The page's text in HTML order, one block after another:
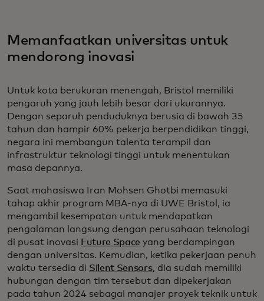
Memanfaatkan universitas untuk
mendorong inovasi
Untuk kota berukuran menengah, Bristol memiliki
pengaruh yang jauh lebih besar dari ukurannya.
Dengan separuh penduduknya berusia di bawah 35
tahun dan hampir 60% pekerja berpendidikan tinggi,
negara ini membangun talenta terampil dan
infrastruktur teknologi tinggi untuk menentukan
masa depannya.
Saat mahasiswa Iran Mohsen Ghotbi memasuki
tahap akhir program MBA-nya di UWE Bristol, ia
mengambil kesempatan untuk mendapatkan
pengalaman langsung dengan perusahaan teknologi
di pusat inovasi Future Space yang berdampingan
dengan universitas. Kemudian, ketika pekerjaan penuh
waktu tersedia di Silent Sensors, dia sudah memiliki
hubungan dengan tim tersebut dan dipekerjakan
pada tahun 2024 sebagai manajer proyek teknik untuk